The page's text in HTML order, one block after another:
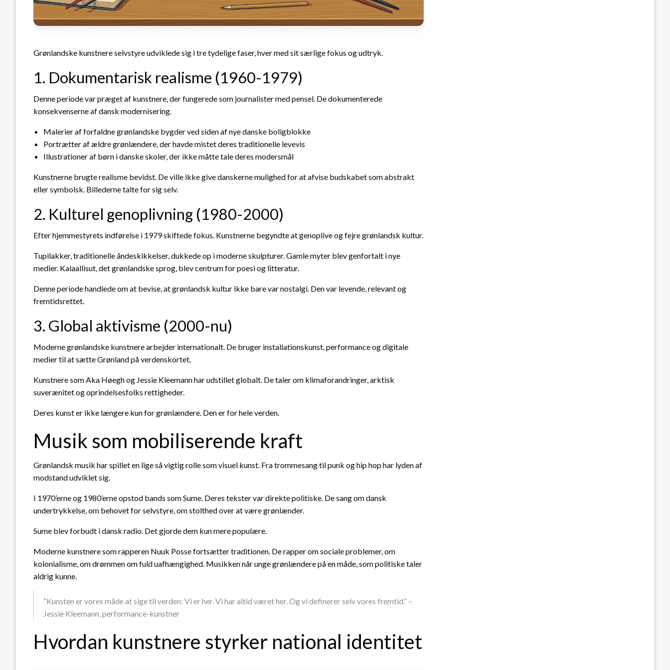
Grønlandske kunstnere selvstyre udviklede sig i tre tydelige faser, hver med sit særlige fokus og udtryk.
1. Dokumentarisk realisme (1960-1979)
Denne periode var præget af kunstnere, der fungerede som journalister med pensel. De dokumenterede
konsekvenserne af dansk modernisering.
Malerier af forfaldne grønlandske bygder ved siden af nye danske boligblokke
Portrætter af ældre grønlændere, der havde mistet deres traditionelle levevis
Illustrationer af børn i danske skoler, der ikke måtte tale deres modersmål
Kunstnerne brugte realisme bevidst. De ville ikke give danskerne mulighed for at afvise budskabet som abstrakt
eller symbolsk. Billederne talte for sig selv.
2. Kulturel genoplivning (1980-2000)
Efter hjemmestyrets indførelse i 1979 skiftede fokus. Kunstnerne begyndte at genoplive og fejre grønlandsk kultur.
Tupilakker, traditionelle åndeskikkelser, dukkede op i moderne skulpturer. Gamle myter blev genfortalt i nye
medier. Kalaallisut, det grønlandske sprog, blev centrum for poesi og litteratur.
Denne periode handlede om at bevise, at grønlandsk kultur ikke bare var nostalgi. Den var levende, relevant og
fremtidsrettet.
3. Global aktivisme (2000-nu)
Moderne grønlandske kunstnere arbejder internationalt. De bruger installationskunst, performance og digitale
medier til at sætte Grønland på verdenskortet.
Kunstnere som Aka Høegh og Jessie Kleemann har udstillet globalt. De taler om klimaforandringer, arktisk
suverænitet og oprindelsesfolks rettigheder.
Deres kunst er ikke længere kun for grønlændere. Den er for hele verden.
Musik som mobiliserende kraft
Grønlandsk musik har spillet en lige så vigtig rolle som visuel kunst. Fra trommesang til punk og hip hop har lyden af
modstand udviklet sig.
I 1970’erne og 1980’erne opstod bands som Sume. Deres tekster var direkte politiske. De sang om dansk
undertrykkelse, om behovet for selvstyre, om stolthed over at være grønlænder.
Sume blev forbudt i dansk radio. Det gjorde dem kun mere populære.
Moderne kunstnere som rapperen Nuuk Posse fortsætter traditionen. De rapper om sociale problemer, om
kolonialisme, om drømmen om fuld uafhængighed. Musikken når unge grønlændere på en måde, som politiske taler
aldrig kunne.
“Kunsten er vores måde at sige til verden: Vi er her. Vi har altid været her. Og vi definerer selv vores fremtid.” –
Jessie Kleemann, performance-kunstner
Hvordan kunstnere styrker national identitet